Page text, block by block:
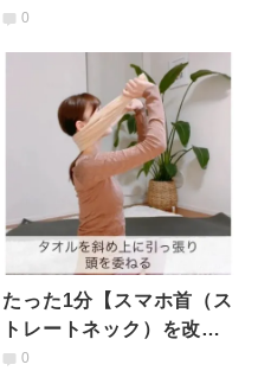
う】座ったまま気持ち良
0
たった1分【スマホ首（ス
トレートネック）を改
善】コリもほぐれて気持
0